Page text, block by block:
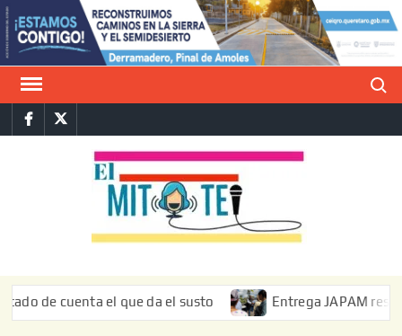
Saltar
al
contenido
FacebookTwitter
el que da el susto Entrega JAPAM